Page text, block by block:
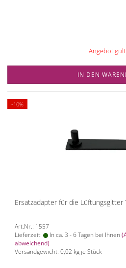
Angebot
IN DEN
-10%
Ersatzadapter für die Lüftungsgitter
Art.Nr.: 1557
Lieferzeit:
In ca. 3 - 6 Tagen bei Ihnen
abweichend)
Versandgewicht: 0,02 kg je Stück